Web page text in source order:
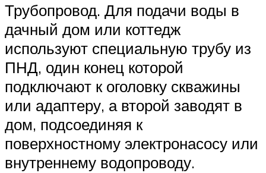
Трубопровод. Для подачи воды в
дачный дом или коттедж
используют специальную трубу из
ПНД, один конец которой
подключают к оголовку скважины
или адаптеру, а второй заводят в
дом, подсоединяя к
поверхностному электронасосу или
внутреннему водопроводу.